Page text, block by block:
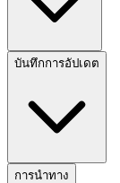
บันทึกการอัปเดต
การนำทาง